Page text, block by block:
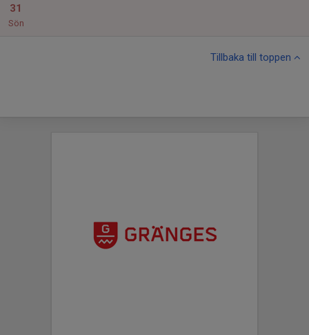
31
Sön
Tillbaka till toppen